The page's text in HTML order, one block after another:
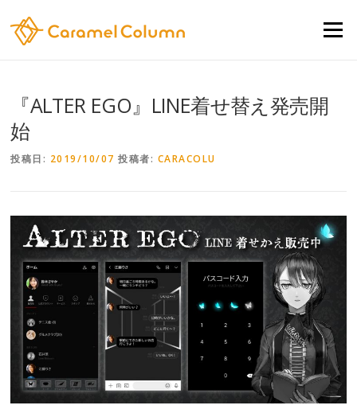
メニュー
『ALTER EGO』LINE着せ替え発売開
始
投稿日: 2019/10/07 投稿者: CARACOLU